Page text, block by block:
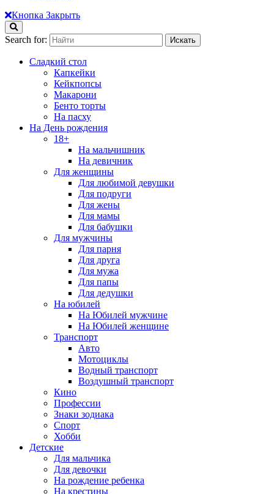
Кнопка Закрыть
Search for:
Сладкий стол
Капкейки
Кейкпопсы
Макарони
Бенто торты
На пасху
На День рождения
18+
На мальчишник
На девичник
Для женщины
Для любимой девушки
Для подруги
Для жены
Для мамы
Для бабушки
Для мужчины
Для парня
Для друга
Для мужа
Для папы
Для дедушки
На юбилей
На Юбилей мужчине
На Юбилей женщине
Транспорт
Авто
Мотоциклы
Водный транспорт
Воздушный транспорт
Кино
Профессии
Знаки зодиака
Спорт
Хобби
Детские
Для мальчика
Для девочки
На рождение ребенка
На крестины